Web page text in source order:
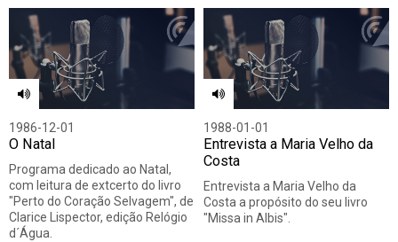
1986-12-01
O Natal
Programa dedicado ao Natal,
com leitura de extcerto do livro
"Perto do Coração Selvagem", de
Clarice Lispector, edição Relógio
d´Água.
1988-01-01
Entrevista a Maria Velho da
Costa
Entrevista a Maria Velho da
Costa a propósito do seu livro
"Missa in Albis".